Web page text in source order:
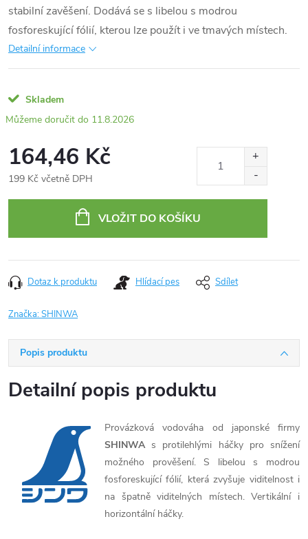
stabilní zavěšení. Dodává se s libelou s modrou
fosforeskující fólií, kterou lze použít i ve tmavých místech.
Detailní informace
Skladem
11.8.2026
164,46 Kč
199 Kč včetně DPH
VLOŽIT DO KOŠÍKU
Dotaz k produktu Hlídací pes Sdílet
Značka:SHINWA
Popis produktu
Detailní popis produktu
Provázková vodováha od japonské firmy
SHINWAs protilehlými háčky pro snížení
možného prověšení. S libelou s modrou
fosforeskující fólií, která zvyšuje viditelnost i
na špatně viditelných místech. Vertikální i
horizontální háčky.